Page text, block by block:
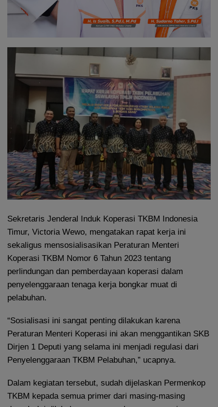
Sekretaris Jenderal Induk Koperasi TKBM Indonesia
Timur, Victoria Wewo, mengatakan rapat kerja ini
sekaligus mensosialisasikan Peraturan Menteri
Koperasi TKBM Nomor 6 Tahun 2023 tentang
perlindungan dan pemberdayaan koperasi dalam
penyelenggaraan tenaga kerja bongkar muat di
pelabuhan.
“Sosialisasi ini sangat penting dilakukan karena
Peraturan Menteri Koperasi ini akan menggantikan SKB
Dirjen 1 Deputi yang selama ini menjadi regulasi dari
Penyelenggaraan TKBM Pelabuhan,” ucapnya.
Dalam kegiatan tersebut, sudah dijelaskan Permenkop
TKBM kepada semua primer dari masing-masing